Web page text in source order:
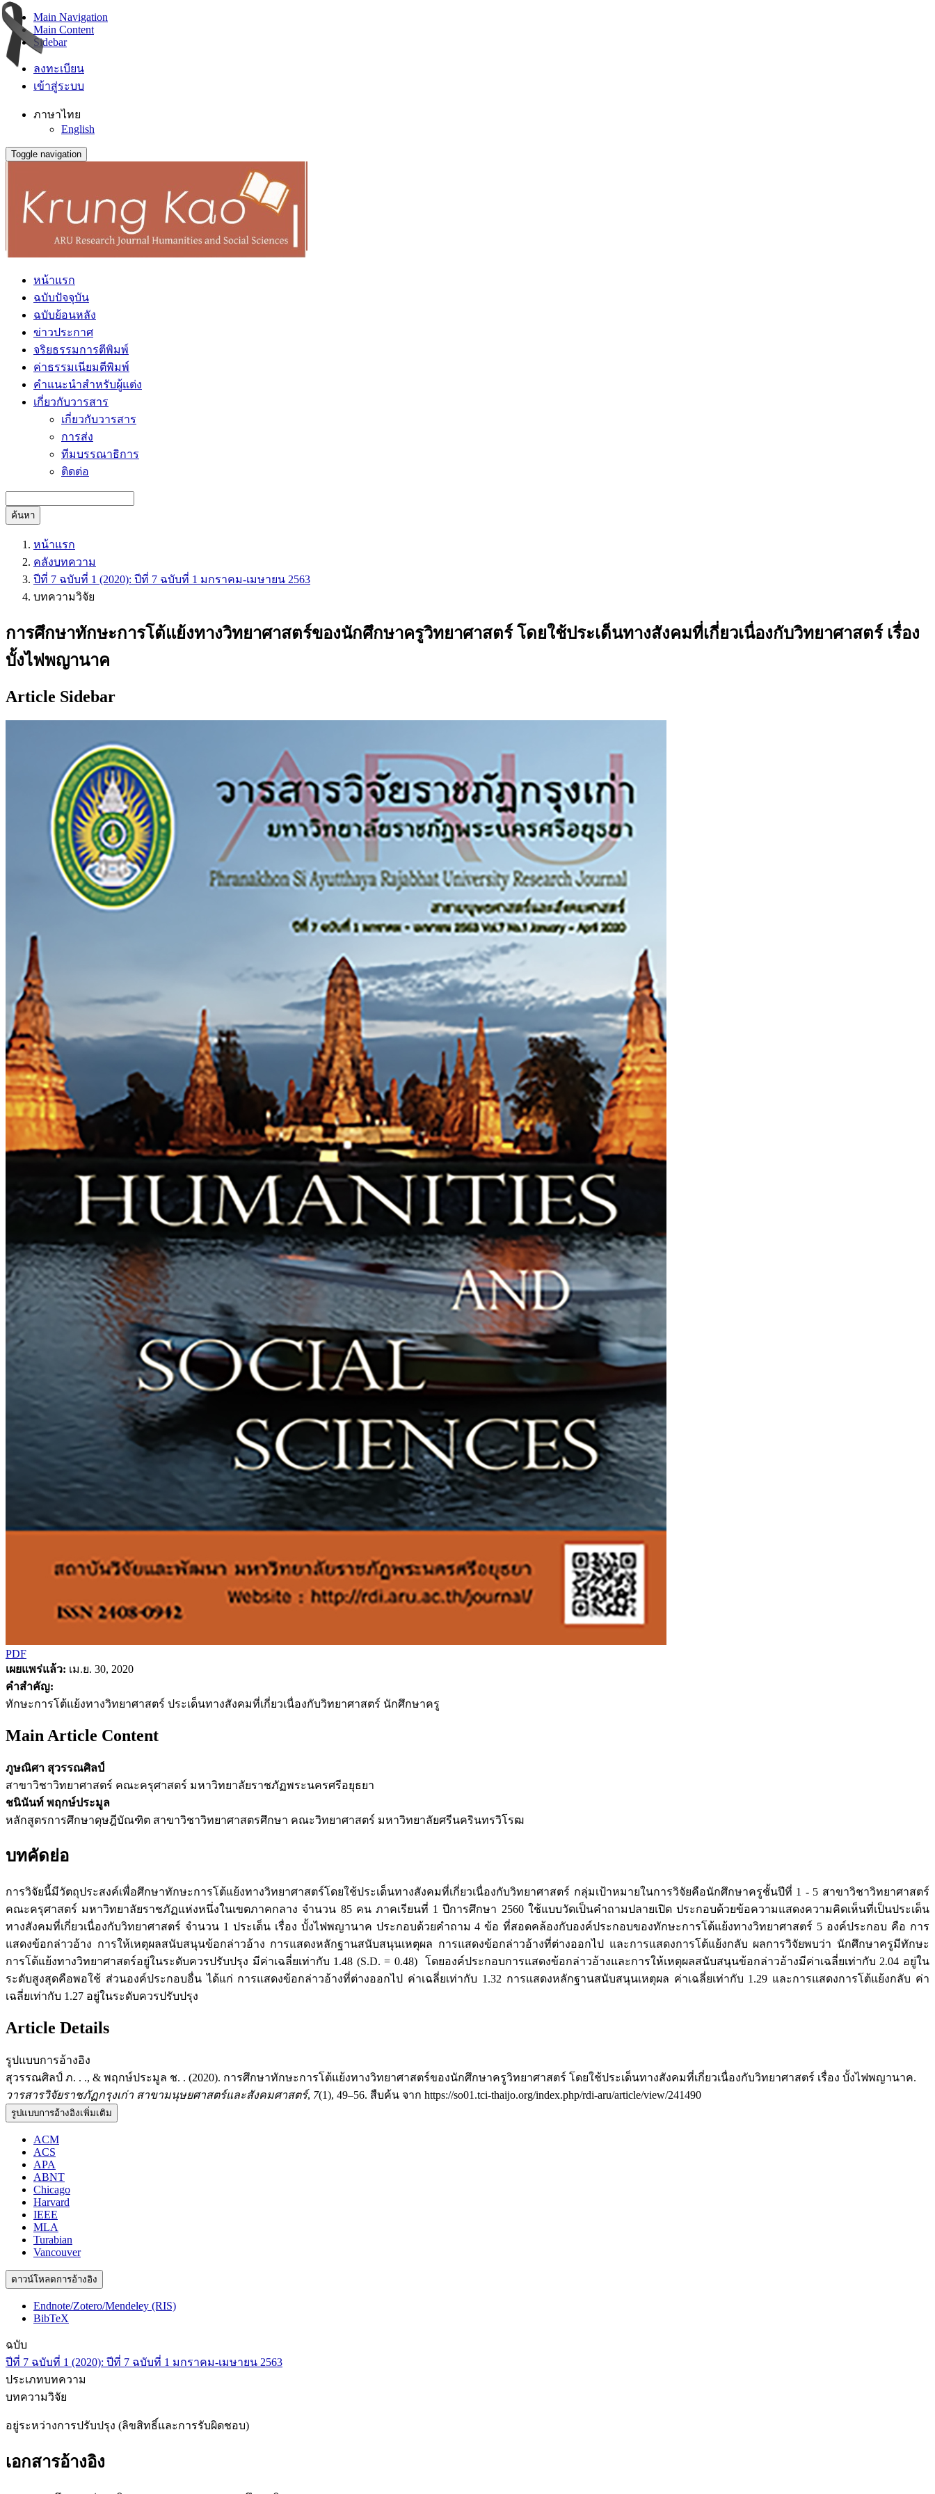
Main Navigation
Main Content
Sidebar
ลงทะเบียน
เข้าสู่ระบบ
ภาษาไทย
English
Toggle navigation
หน้าแรก
ฉบับปัจจุบัน
ฉบับย้อนหลัง
ข่าวประกาศ
จริยธรรมการตีพิมพ์
ค่าธรรมเนียมตีพิมพ์
คำแนะนำสำหรับผู้แต่ง
เกี่ยวกับวารสาร
เกี่ยวกับวารสาร
การส่ง
ทีมบรรณาธิการ
ติดต่อ
ค้นหา
หน้าแรก
คลังบทความ
ปีที่ 7 ฉบับที่ 1 (2020): ปีที่ 7 ฉบับที่ 1 มกราคม-เมษายน 2563
บทความวิจัย
การศึกษาทักษะการโต้แย้งทางวิทยาศาสตร์ของนักศึกษาครูวิทยาศาสตร์ โดยใช้ประเด็นทางสังคมที่เกี่ยวเนื่องกับวิทยาศาสตร์ เรื่อง
บั้งไฟพญานาค
Article Sidebar
PDF
เผยแพร่แล้ว: เม.ย. 30, 2020
คำสำคัญ:
ทักษะการโต้แย้งทางวิทยาศาสตร์ ประเด็นทางสังคมที่เกี่ยวเนื่องกับวิทยาศาสตร์ นักศึกษาครู
Main Article Content
ภูษณิศา สุวรรณศิลป์
สาขาวิชาวิทยาศาสตร์ คณะครุศาสตร์ มหาวิทยาลัยราชภัฏพระนครศรีอยุธยา
ชนินันท์ พฤกษ์ประมูล
หลักสูตรการศึกษาดุษฎีบัณฑิต สาขาวิชาวิทยาศาสตรศึกษา คณะวิทยาศาสตร์ มหาวิทยาลัยศรีนครินทรวิโรฒ
บทคัดย่อ
การวิจัยนี้มีวัตถุประสงค์เพื่อศึกษาทักษะการโต้แย้งทางวิทยาศาสตร์โดยใช้ประเด็นทางสังคมที่เกี่ยวเนื่องกับวิทยาศาสตร์ กลุ่มเป้าหมายในการวิจัยคือนักศึกษาครูชั้นปีที่ 1 - 5 สาขาวิชาวิทยาศาสตร์
คณะครุศาสตร์ มหาวิทยาลัยราชภัฏแห่งหนึ่งในเขตภาคกลาง จำนวน 85 คน ภาคเรียนที่ 1 ปีการศึกษา 2560 ใช้แบบวัดเป็นคำถามปลายเปิด ประกอบด้วยข้อความแสดงความคิดเห็นที่เป็นประเด็น
ทางสังคมที่เกี่ยวเนื่องกับวิทยาศาสตร์ จำนวน 1 ประเด็น เรื่อง บั้งไฟพญานาค ประกอบด้วยคำถาม 4 ข้อ ที่สอดคล้องกับองค์ประกอบของทักษะการโต้แย้งทางวิทยาศาสตร์ 5 องค์ประกอบ คือ การ
แสดงข้อกล่าวอ้าง การให้เหตุผลสนับสนุนข้อกล่าวอ้าง การแสดงหลักฐานสนับสนุนเหตุผล การแสดงข้อกล่าวอ้างที่ต่างออกไป และการแสดงการโต้แย้งกลับ ผลการวิจัยพบว่า นักศึกษาครูมีทักษะ
การโต้แย้งทางวิทยาศาสตร์อยู่ในระดับควรปรับปรุง มีค่าเฉลี่ยเท่ากับ 1.48 (S.D. = 0.48) โดยองค์ประกอบการแสดงข้อกล่าวอ้างและการให้เหตุผลสนับสนุนข้อกล่าวอ้างมีค่าเฉลี่ยเท่ากับ 2.04 อยู่ใน
ระดับสูงสุดคือพอใช้ ส่วนองค์ประกอบอื่น ได้แก่ การแสดงข้อกล่าวอ้างที่ต่างออกไป ค่าเฉลี่ยเท่ากับ 1.32 การแสดงหลักฐานสนับสนุนเหตุผล ค่าเฉลี่ยเท่ากับ 1.29 และการแสดงการโต้แย้งกลับ ค่า
เฉลี่ยเท่ากับ 1.27 อยู่ในระดับควรปรับปรุง
Article Details
รูปแบบการอ้างอิง
สุวรรณศิลป์ ภ. . ., & พฤกษ์ประมูล ช. . (2020). การศึกษาทักษะการโต้แย้งทางวิทยาศาสตร์ของนักศึกษาครูวิทยาศาสตร์ โดยใช้ประเด็นทางสังคมที่เกี่ยวเนื่องกับวิทยาศาสตร์ เรื่อง บั้งไฟพญานาค.
วารสารวิจัยราชภัฏกรุงเก่า สาขามนุษยศาสตร์และสังคมศาสตร์, 7(1), 49–56. สืบค้น จาก https://so01.tci-thaijo.org/index.php/rdi-aru/article/view/241490
รูปแบบการอ้างอิงเพิ่มเติม
ACM
ACS
APA
ABNT
Chicago
Harvard
IEEE
MLA
Turabian
Vancouver
ดาวน์โหลดการอ้างอิง
Endnote/Zotero/Mendeley (RIS)
BibTeX
ฉบับ
ปีที่ 7 ฉบับที่ 1 (2020): ปีที่ 7 ฉบับที่ 1 มกราคม-เมษายน 2563
ประเภทบทความ
บทความวิจัย
อยู่ระหว่างการปรับปรุง (ลิขสิทธิ์และการรับผิดชอบ)
เอกสารอ้างอิง